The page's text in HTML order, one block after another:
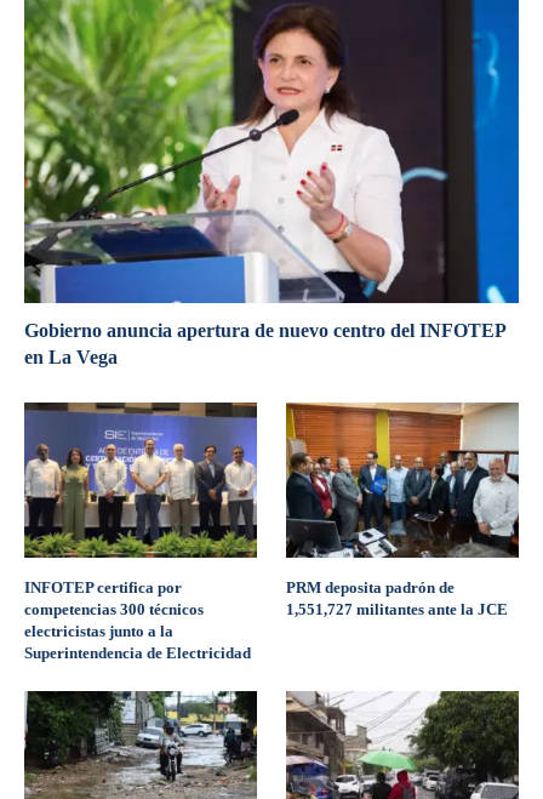
Gobierno anuncia apertura de nuevo centro del INFOTEP
en La Vega
INFOTEP certifica por
competencias 300 técnicos
electricistas junto a la
Superintendencia de Electricidad
PRM deposita padrón de
1,551,727 militantes ante la JCE